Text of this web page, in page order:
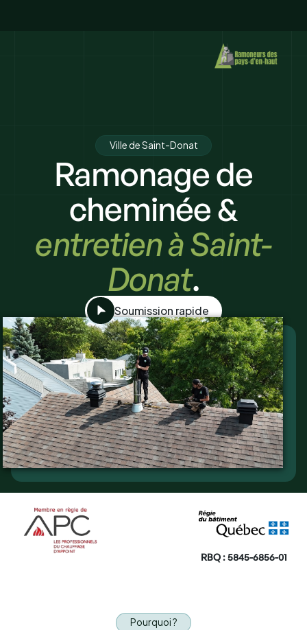
Ville de Saint-Donat
Ramonage de
cheminée &
entretien à Saint-
Donat.
Soumission rapide
RBQ : 5845-6856-01
Pourquoi ?